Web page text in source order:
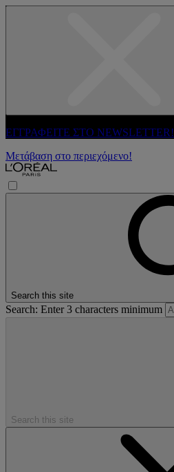
ΕΓΓΡΑΦΕΙΤΕ ΣΤΟ NEWSLETTER!
Μετάβαση στο περιεχόμενο!
Search this site
Search: Enter 3 characters minimum
Search this site